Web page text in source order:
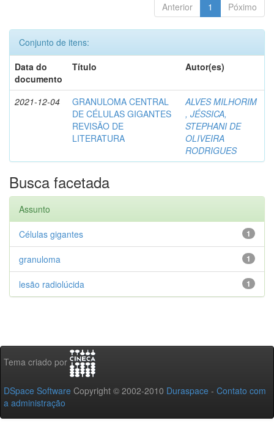
Anterior 1 Póximo
Conjunto de itens:
Data do
documento
Título Autor(es)
2021-12-04
GRANULOMA CENTRAL
DE CÉLULAS GIGANTES
REVISÃO DE
LITERATURA
ALVES MILHORIM
, JÉSSICA,
STEPHANI DE
OLIVEIRA
RODRIGUES
Busca facetada
Assunto
1
Células gigantes
1
granuloma
1
lesão radiolúcida
Tema criado por
DSpace Software Copyright © 2002-2010 Duraspace - Contato com
a administração